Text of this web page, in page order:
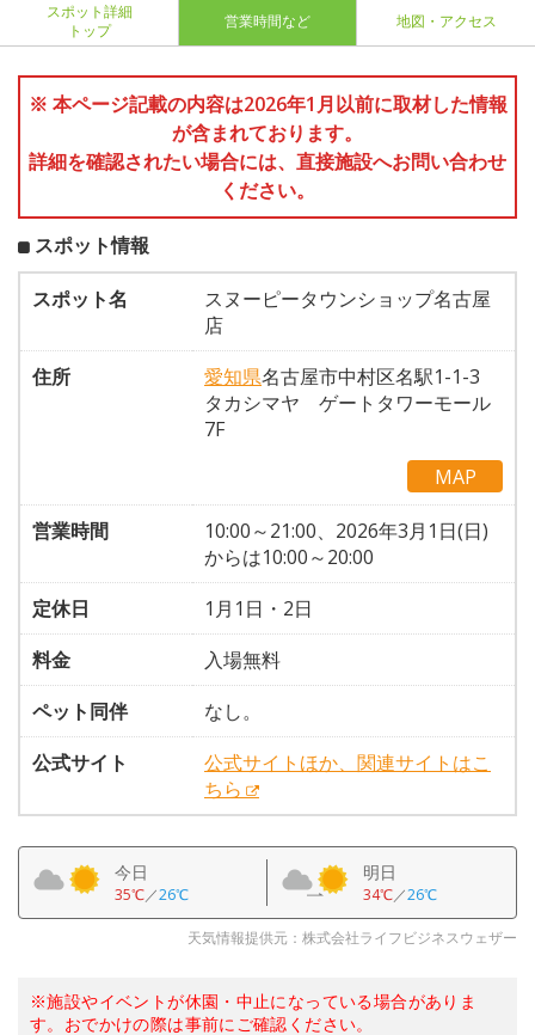
スポット詳細
トップ
営業時間など 地図・アクセス
※ 本ページ記載の内容は2026年1月以前に取材した情報
が含まれております。
詳細を確認されたい場合には、直接施設へお問い合わせ
ください。
スポット情報
スポット名
スヌーピータウンショップ名古屋
店
住所
愛知県名古屋市中村区名駅1-1-3
タカシマヤ ゲートタワーモール
7F
MAP
営業時間
10:00～21:00、2026年3月1日(日)
からは10:00～20:00
定休日
1月1日・2日
料金
入場無料
ペット同伴
なし。
公式サイト
公式サイトほか、関連サイトはこ
ちら
今日
35℃／26℃
明日
34℃／26℃
天気情報提供元：株式会社ライフビジネスウェザー
※施設やイベントが休園・中止になっている場合がありま
す。おでかけの際は事前にご確認ください。